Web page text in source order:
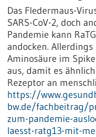
Das Fledermaus-
SARS-CoV-2, doch
Pandemie kann
andocken.
Aminosäure im
aus, damit es ähnlich
Rezeptor an
https://
bw.de/fachbeitrag/
zum-pandemie-
laesst-ratg13-mit-